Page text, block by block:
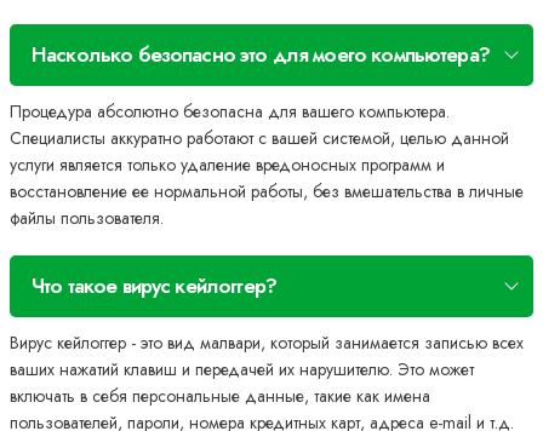
Насколько безопасно это для моего компьютера?
Процедура абсолютно безопасна для вашего компьютера.
Специалисты аккуратно работают с вашей системой, целью данной
услуги является только удаление вредоносных программ и
восстановление ее нормальной работы, без вмешательства в личные
файлы пользователя.
Что такое вирус кейлоггер?
Вирус кейлоггер - это вид малвари, который занимается записью всех
ваших нажатий клавиш и передачей их нарушителю. Это может
включать в себя персональные данные, такие как имена
пользователей, пароли, номера кредитных карт, адреса e-mail и т.д.